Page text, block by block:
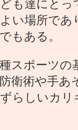
も達にとっ
い場所であ
もある。
スポーツの
衛術や手あ
らしいカリ